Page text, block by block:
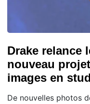
Drake relance
nouveau
images en
De nouvelles photos